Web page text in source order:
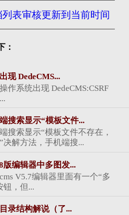
表审核更新到当前时间
：
现 DedeCMS...
作系统出现 DedeCMS:CSRF
搜索显示“模板文件...
搜索显示“模板文件不存在，
决解方法，手机端搜...
版编辑器中多图发...
V5.7编辑器里面有一个“多
钮，但...
录结构解说（了...